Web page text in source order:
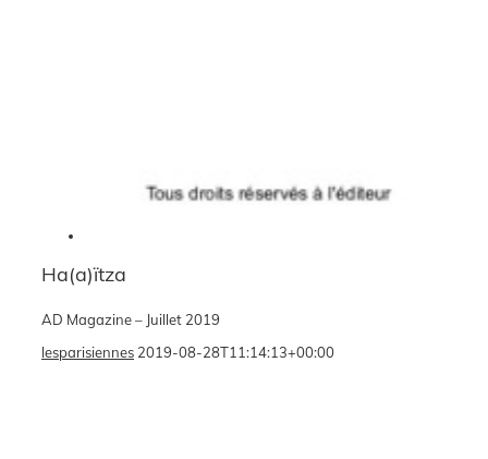
Ha(a)ïtza
AD Magazine – Juillet 2019
lesparisiennes 2019-08-28T11:14:13+00:00